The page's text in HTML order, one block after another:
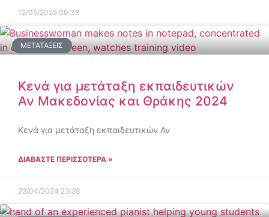
12/05/2025 00:38
ΜΕΤΑΤΆΞΕΙΣ
Κενά για μετάταξη εκπαιδευτικών
Αν Μακεδονίας και Θράκης 2024
Κενά για μετάταξη εκπαιδευτικών Αν
ΔΙΑΒΑΣΤΕ ΠΕΡΙΣΣΟΤΕΡΑ »
22/04/2024 23:28